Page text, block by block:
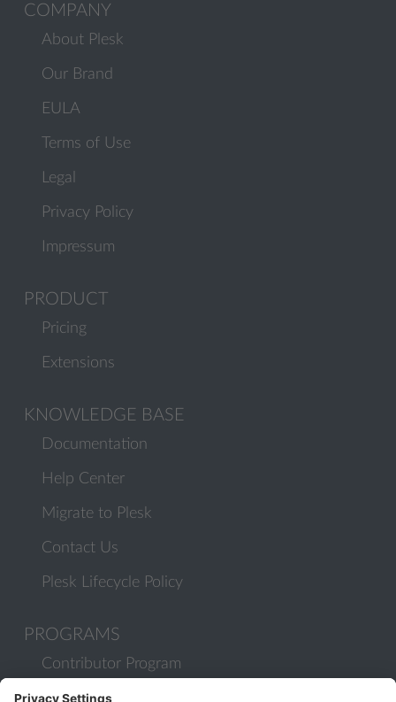
COMPANY
About Plesk
Our Brand
EULA
Terms of Use
Legal
Privacy Policy
Impressum
PRODUCT
Pricing
Extensions
KNOWLEDGE BASE
Documentation
Help Center
Migrate to Plesk
Contact Us
Plesk Lifecycle Policy
PROGRAMS
Contributor Program
Partner Program